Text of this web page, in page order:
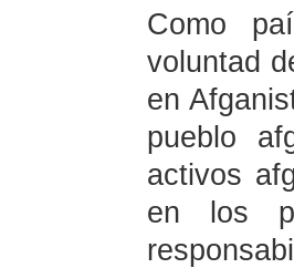
Como
voluntad
en
pueblo
activos
en los